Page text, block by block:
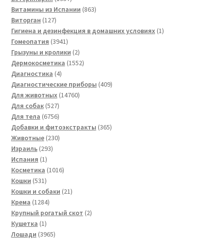
товаров
Витамины из Испании 863863
Виторган 127127
товаров
Гигиена и дезинфекция в домашних условиях 11
Гомеопатия 39413941
товар
Грызуны и кролики 22
товара
Дермокосметика 15521552
Диагностика 44
товара
Диагностические приборы 409409
Для животных 1476014760
Для собак 527527
товаров
Для тела 67566756
товаров
Добавки и фитоэкстракты 365365
Животные 230230
Израиль 293293
Испания 11
товар
Косметика 10161016
Кошки 531531
товар
Кошки и собаки 2121
Крема 12841284
товара
Крупный рогатый скот 22
Кушетка 11
товар
Лошади 39653965